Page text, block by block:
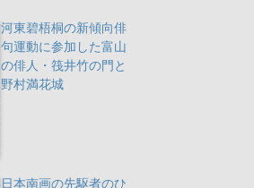
河東碧梧桐の新傾向俳
句運動に参加した富山
の俳人・筏井竹の門と
野村満花城
日本南画の先駆者のひ